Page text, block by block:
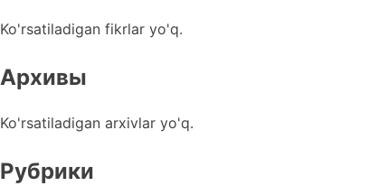
Ko'rsatiladigan fikrlar yo'q.
Архивы
Ko'rsatiladigan arxivlar yo'q.
Рубрики